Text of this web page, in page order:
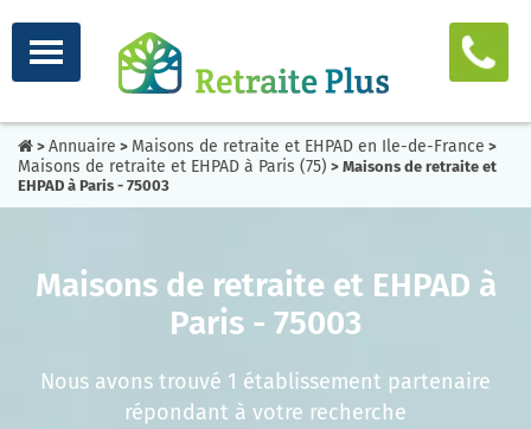
> Annuaire > Maisons de retraite et EHPAD en Ile-de-France >
Maisons de retraite et EHPAD à Paris (75) > Maisons de retraite et
EHPAD à Paris - 75003
Maisons de retraite et EHPAD à
Paris - 75003
Nous avons trouvé 1 établissement partenaire
répondant à votre recherche